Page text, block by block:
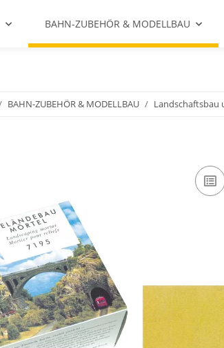
BAHN-ZUBEHÖR & MODELLBAU
BAHN-ZUBEHÖR & MODELLBAU Landschaftsbau